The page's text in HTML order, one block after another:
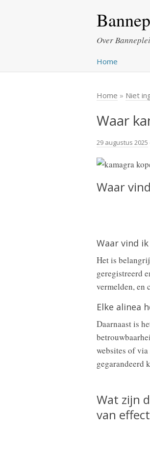
Over
Home
Home » Niet
Waar
29 augustus 2025
Waar
Waar vind
Het is
geregistreerd
vermelden, en
Elke alinea
Daarnaast is
websites of
gegarandeerd
Wat zijn
van